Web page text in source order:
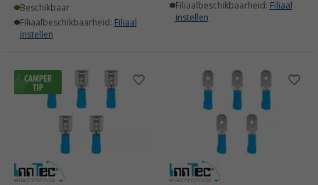
Beschikbaar
Filiaalbeschikbaarheid: Filiaal
instellen
Filiaalbeschikbaarheid: Filiaal
instellen